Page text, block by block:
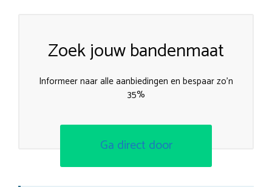
Zoek jouw bandenmaat
Informeer naar alle aanbiedingen en bespaar zo’n
35%
Ga direct door